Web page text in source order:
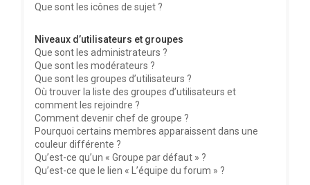
Que sont les icônes de sujet ?
Niveaux d’utilisateurs et groupes
Que sont les administrateurs ?
Que sont les modérateurs ?
Que sont les groupes d’utilisateurs ?
Où trouver la liste des groupes d’utilisateurs et
comment les rejoindre ?
Comment devenir chef de groupe ?
Pourquoi certains membres apparaissent dans une
couleur différente ?
Qu’est-ce qu’un « Groupe par défaut » ?
Qu’est-ce que le lien « L’équipe du forum » ?